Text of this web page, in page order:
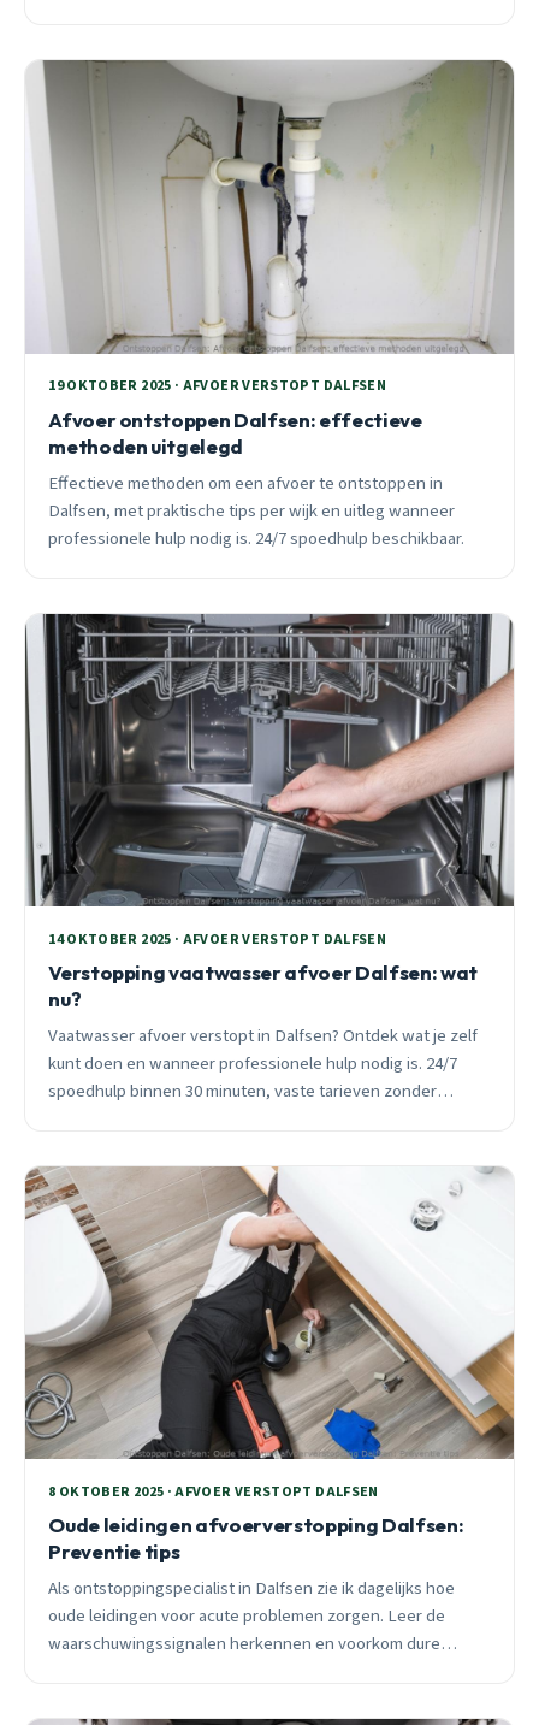
19 OKTOBER 2025 · AFVOER VERSTOPT DALFSEN
Afvoer ontstoppen Dalfsen: effectieve
methoden uitgelegd
Effectieve methoden om een afvoer te ontstoppen in
Dalfsen, met praktische tips per wijk en uitleg wanneer
professionele hulp nodig is. 24/7 spoedhulp beschikbaar.
14 OKTOBER 2025 · AFVOER VERSTOPT DALFSEN
Verstopping vaatwasser afvoer Dalfsen: wat
nu?
Vaatwasser afvoer verstopt in Dalfsen? Ontdek wat je zelf
kunt doen en wanneer professionele hulp nodig is. 24/7
spoedhulp binnen 30 minuten, vaste tarieven zonder
8 OKTOBER 2025 · AFVOER VERSTOPT DALFSEN
Oude leidingen afvoerverstopping Dalfsen:
Preventie tips
Als ontstoppingspecialist in Dalfsen zie ik dagelijks hoe
oude leidingen voor acute problemen zorgen. Leer de
waarschuwingssignalen herkennen en voorkom dure